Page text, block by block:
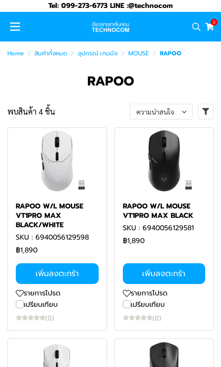
Tel: 099-273-6773 LINE :@technocom
0
Home สินค้าทั้งหมด อุปกรณ์ เกมมิ่ง MOUSE RAPOO
RAPOO
พบสินค้า 4 ชิ้น ความน่าสนใจ
RAPOO W/L MOUSE
VT1PRO MAX
BLACK/WHITE
SKU : 6940056129598
฿1,890
เพิ่มลงตะกร้า
รายการโปรด
เปรียบเทียบ
(0)
RAPOO W/L MOUSE
VT1PRO MAX BLACK
SKU : 6940056129581
฿1,890
เพิ่มลงตะกร้า
รายการโปรด
เปรียบเทียบ
(0)